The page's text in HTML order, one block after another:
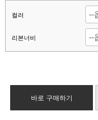
컬러
리본너비
바로 구매하기